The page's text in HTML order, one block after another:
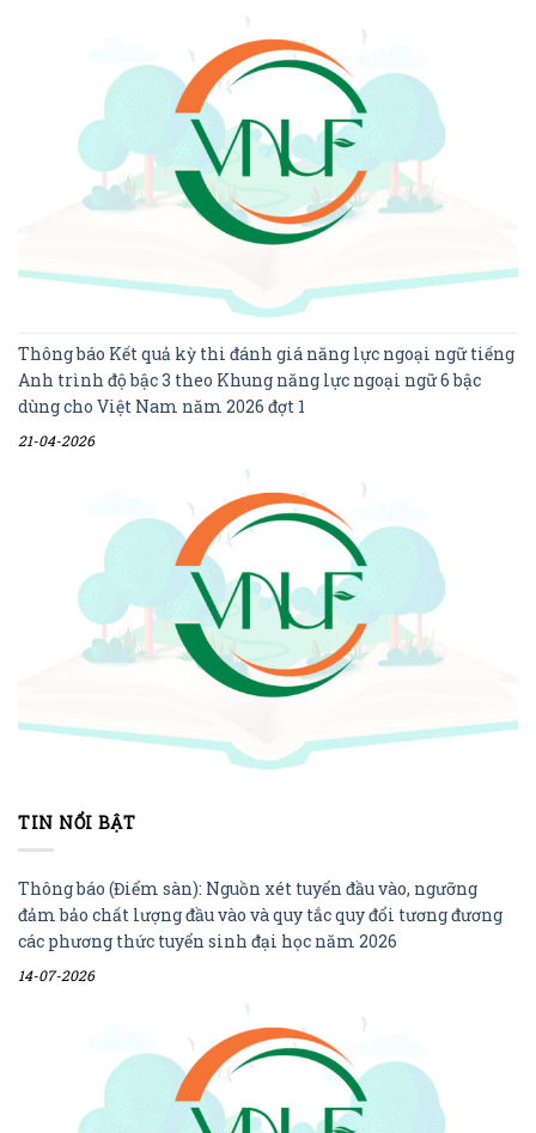
Thông báo Kết quả kỳ thi đánh giá năng lực ngoại ngữ tiếng
Anh trình độ bậc 3 theo Khung năng lực ngoại ngữ 6 bậc
dùng cho Việt Nam năm 2026 đợt 1
21-04-2026
TIN NỔI BẬT
Thông báo (Điểm sàn): Nguồn xét tuyển đầu vào, ngưỡng
đảm bảo chất lượng đầu vào và quy tắc quy đổi tương đương
các phương thức tuyển sinh đại học năm 2026
14-07-2026